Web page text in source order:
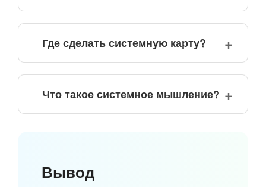
Где сделать системную карту?
Что такое системное мышление?
Вывод